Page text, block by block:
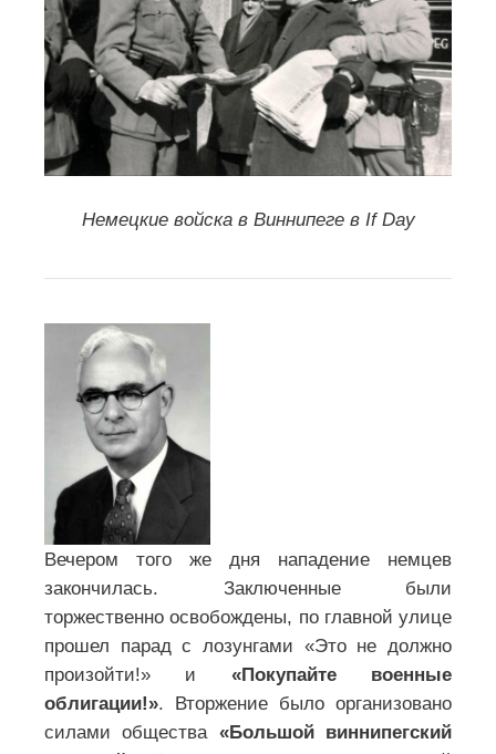
Немецкие войска в Виннипеге в If Day
Вечером того же дня нападение немцев
закончилась. Заключенные были
торжественно освобождены, по главной улице
прошел парад с лозунгами «Это не должно
произойти!» и «Покупайте военные
облигации!». Вторжение было организовано
силами общества «Большой виннипегский